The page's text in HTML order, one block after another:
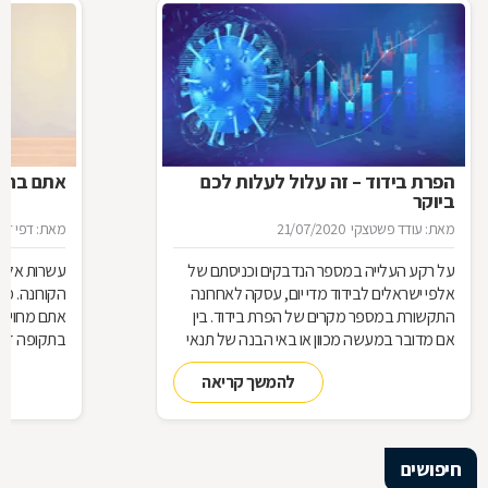
הפרת בידוד – זה עלול לעלות לכם
ביוקר
מאת: עודד פשטצקי 21/07/2020
על רקע העלייה במספר הנדבקים וכניסתם של
אלפי ישראלים לבידוד מדי יום, עסקה לאחרונה
התקשורת במספר מקרים של הפרת בידוד. בין
אם מדובר במעשה מכוון או באי הבנה של תנאי
הבידוד, להפרת הבידוד ישנן השלכות אותן חשוב
להמשך קריאה
אתם
מאת: דפי
עשרות
הקורונה.
אתם
בתקופה
חיפושים